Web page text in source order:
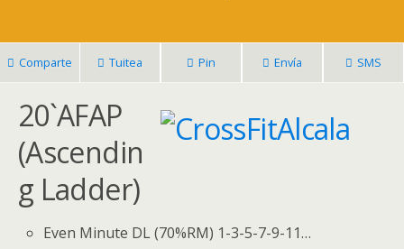
Comparte Tuitea Pin Envía SMS
20`AFAP
(Ascendin
g Ladder)
Even Minute DL (70%RM) 1-3-5-7-9-11…